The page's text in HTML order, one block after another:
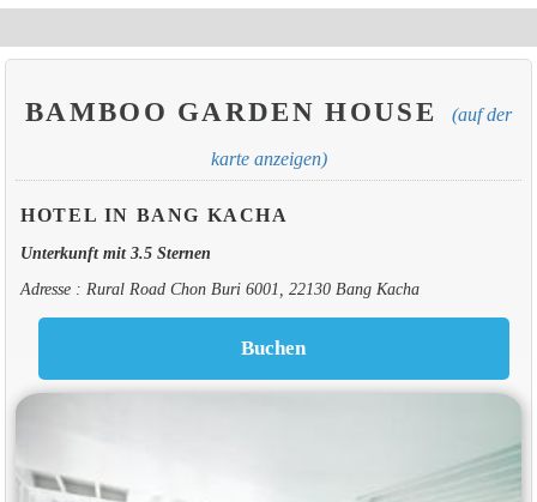
BAMBOO GARDEN HOUSE (auf der
karte anzeigen)
HOTEL IN BANG KACHA
Unterkunft mit 3.5 Sternen
Adresse : Rural Road Chon Buri 6001, 22130 Bang Kacha